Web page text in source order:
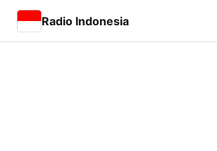
Radio Indonesia